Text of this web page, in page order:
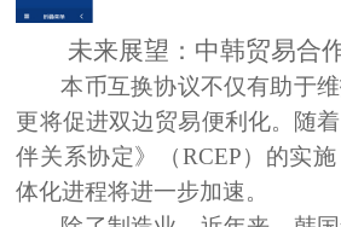
未来展望：中韩贸易合
本币互换协议不仅有助于
更将促进双边贸易便利化。随
伴关系协定》（RCEP）的实
体化进程将进一步加速。